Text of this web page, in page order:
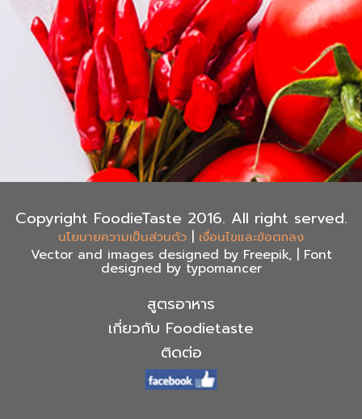
Copyright FoodieTaste 2016. All right served.
นโยบายความเป็นส่วนตัว เงื่อนไขและข้อตกลง
Vector and images designed by Freepik, | Font
designed by typomancer
สูตรอาหาร
เกี่ยวกับ Foodietaste
ติดต่อ